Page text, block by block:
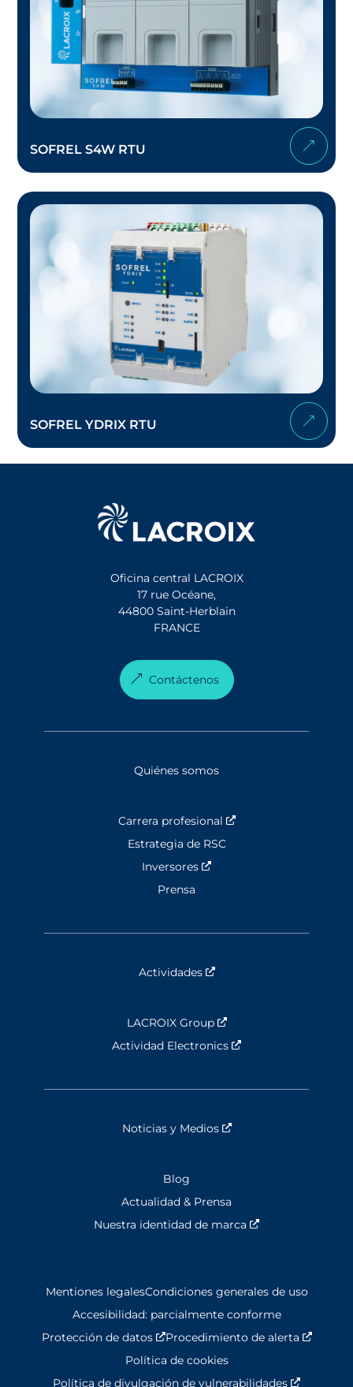
SOFREL S4W RTU
SOFREL YDRIX RTU
Oficina central LACROIX
17 rue Océane,
44800 Saint-Herblain
FRANCE
Contáctenos
Quiénes somos
Carrera profesional
Nouvelle fenêtre
Estrategia de RSC
Inversores
Prensa
Actividades Nouvelle fenêtre
LACROIX Group
Nouvelle fenêtre
Actividad Electronics
Noticias y Medios Nouvelle fenêtre
Blog
Actualidad & Prensa
Nuestra identidad de marca
Mentiones legalesCondiciones generales de uso
Accesibilidad: parcialmente conforme
Protección de datos
Nouvelle fenêtre
Procedimiento de alerta
Política de cookies
Política de divulgación de vulnerabilidades